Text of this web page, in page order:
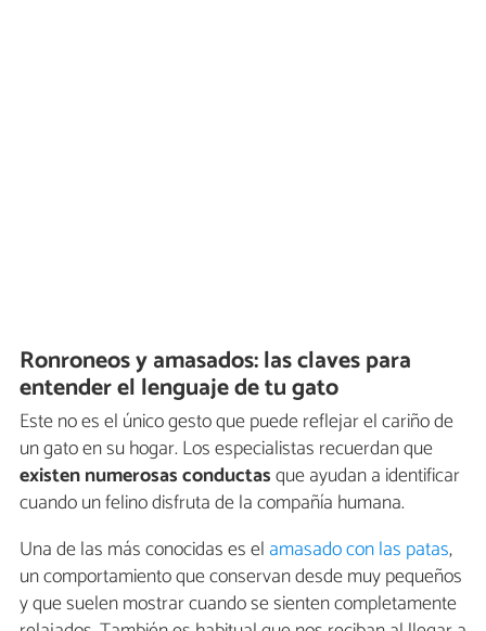
Ronroneos y amasados: las claves para
entender el lenguaje de tu gato
Este no es el único gesto que puede reflejar el cariño de
un gato en su hogar. Los especialistas recuerdan que
existen numerosas conductasque ayudan a identificar
cuando un felino disfruta de la compañía humana.
Una de las más conocidas es el amasado con las patas,
un comportamiento que conservan desde muy pequeños
y que suelen mostrar cuando se sienten completamente